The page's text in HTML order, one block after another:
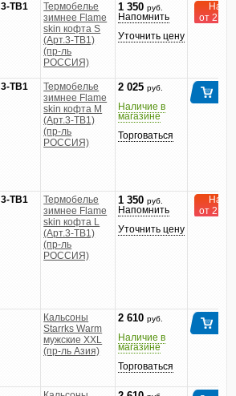
3-TB1
Термобелье
зимнее Flame
skin кофта S
(Арт.3-TB1)
(пр-ль
РОССИЯ)
1 350 руб.
Напомнить
Уточнить цену
На
от 2 до
3-TB1
Термобелье
зимнее Flame
skin кофта M
(Арт.3-TB1)
(пр-ль
РОССИЯ)
2 025 руб.
Наличие в
магазине
Торговаться
3-TB1
Термобелье
зимнее Flame
skin кофта L
(Арт.3-TB1)
(пр-ль
РОССИЯ)
1 350 руб.
Напомнить
Уточнить цену
На
от 2 до
Кальсоны
Starrks Warm
мужские XXL
(пр-ль Азия)
2 610 руб.
Наличие в
магазине
Торговаться